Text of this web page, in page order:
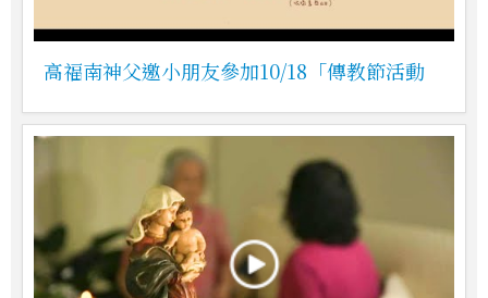
高福南神父邀小朋友參加10/18「傳教節活動